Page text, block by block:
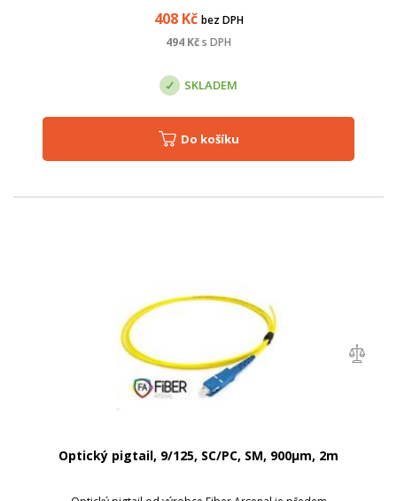
408Kč bez DPH
494 Kčs DPH
SKLADEM
Do košíku
Optický pigtail, 9/125, SC/PC, SM, 900µm, 2m